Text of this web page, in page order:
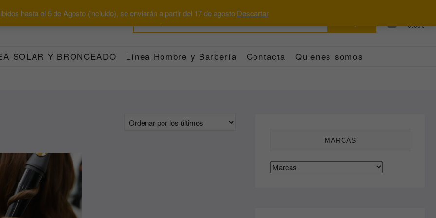
hasta el 5 de Agosto (incluido), se enviarán a partir del 17 de agosto Descartar
0.00€
SOLAR Y BRONCEADO Línea Hombre y Barbería Contacta Quienes somos
MARCAS